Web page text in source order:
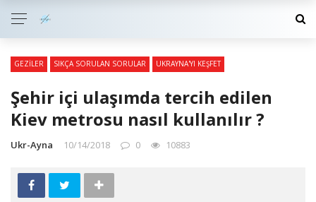
GEZILER SIKÇA SORULAN SORULAR UKRAYNA'YI KEŞFET
Şehir içi ulaşımda tercih edilen
Kiev metrosu nasıl kullanılır ?
Ukr-Ayna 10/14/2018 0 10883